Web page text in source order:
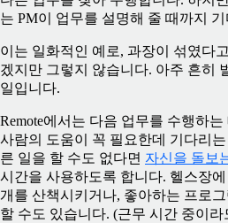
는 PM이 업무를 설명해 줄 때까지
이는 일화적인 예로, 과장이 섞였다
겠지만 그렇지 않습니다. 아주 흔히
일입니다.
Remote에서는 다음 업무를 수행하는
사람의 도움이 꼭 필요한데 기다리
른 일을 할 수도 없다면 자신을 돌보
시간을 사용하도록 합니다. 헬스장
개를 산책시키거나, 좋아하는 프로
할 수도 있습니다. (근무 시간 중이라